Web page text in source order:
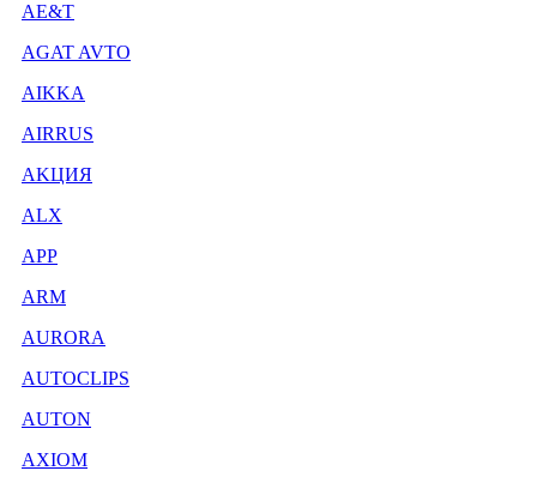
AE&T
AGAT AVTO
AIKKA
AIRRUS
AKЦИЯ
ALX
APP
ARM
AURORA
AUTOCLIPS
AUTON
AXIOM